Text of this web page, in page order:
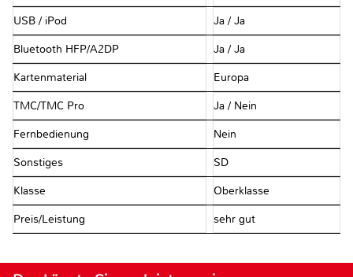
USB / iPod Ja / Ja
Bluetooth HFP/A2DP Ja / Ja
Kartenmaterial Europa
TMC/TMC Pro Ja / Nein
Fernbedienung Nein
Sonstiges SD
Klasse Oberklasse
Preis/Leistung sehr gut